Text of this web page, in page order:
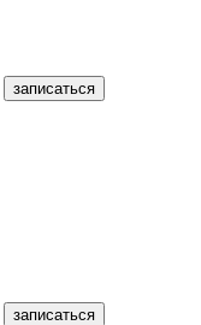
записаться
записаться